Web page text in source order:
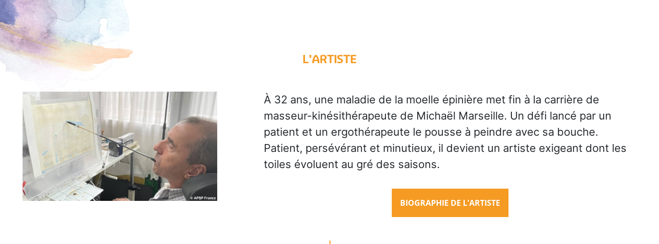
L'ARTISTE
À 32 ans, une maladie de la moelle épinière met fin à la carrière de
masseur-kinésithérapeute de Michaël Marseille. Un défi lancé par un
patient et un ergothérapeute le pousse à peindre avec sa bouche.
Patient, persévérant et minutieux, il devient un artiste exigeant dont les
toiles évoluent au gré des saisons.
BIOGRAPHIE DE L'ARTISTE